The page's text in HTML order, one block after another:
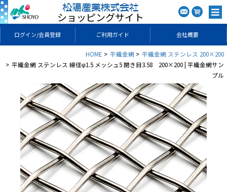
ショッピングサイト
ログイン/会員登録 ご利用ガイド 会社概要
HOME 平織金網
平織金網 ステンレス 200×200
平織金網 ステンレス 線径φ1.5 メッシュ5 開き目3.58 200×200 | 平織金網サン
プル